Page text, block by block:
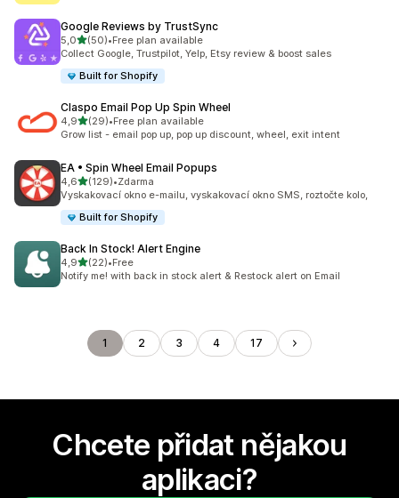
Google Reviews by TrustSync
5,0z 5 hvězd
(50)
Celkový počet recenzí: 50
•Free plan available
Collect Google, Trustpilot, Yelp, Etsy review & boost sales
Built for Shopify
Claspo Email Pop Up Spin Wheel
4,9z 5 hvězd
(29)
Celkový počet recenzí: 29
•Free plan available
Grow list - email pop up, pop up discount, wheel, exit intent
EA • Spin Wheel Email Popups
4,6z 5 hvězd
(129)
Celkový počet recenzí: 129
•Zdarma
Vyskakovací okno e-mailu, vyskakovací okno SMS, roztočte kolo,
Built for Shopify
Back In Stock! Alert Engine
4,9z 5 hvězd
(22)
Celkový počet recenzí: 22
•Free
Notify me! with back in stock alert & Restock alert on Email
1 2 3 4 17
Chcete přidat nějakou
aplikaci?